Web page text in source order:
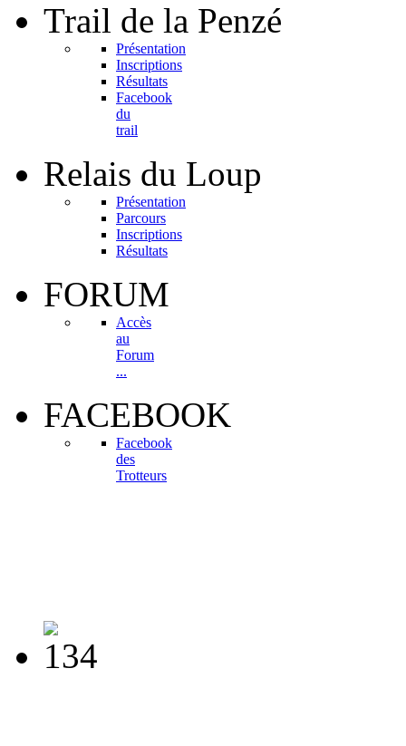
Trail de la Penzé
Présentation
Inscriptions
Résultats
Facebook
du
trail
Relais du Loup
Présentation
Parcours
Inscriptions
Résultats
FORUM
Accès
au
Forum
...
FACEBOOK
Facebook
des
Trotteurs